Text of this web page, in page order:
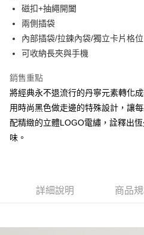
Apple Pay
街口支付
悠遊付
大哥付你分期
相關說明
1.本服務由台灣大哥大提供，台灣大哥
2.付款方式選擇「大哥付你分期」，訂單
流程，驗證手機門號後，選擇欲分期的
成交易。
法說明評估內容。
【繳款方式說明】
2.透過簡訊連結打開帳單後，可選擇「
AFTEE先享後付
相關說明
【關於「AFTEE先享後付」】
３．安心：先確認商品／服務後，再付
全家取貨付款
磁扣+抽繩開闔
兩側插袋
內部插袋/拉鍊內袋/獨立卡片格位
可收納長夾與手機
銷售重點
將經典永不退流行的丹寧元素轉化
用時尚黑色做走邊的特殊設計，讓
配精緻的立體LOGO電繡，詮釋出
味。
詳細說明 商品